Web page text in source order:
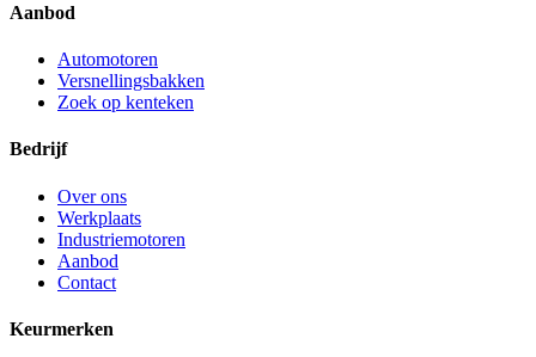
Aanbod
Automotoren
Versnellingsbakken
Zoek op kenteken
Bedrijf
Over ons
Werkplaats
Industriemotoren
Aanbod
Contact
Keurmerken